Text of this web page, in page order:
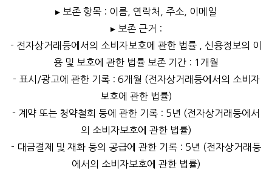
▸ 보존 항목 : 이름, 연락처, 주소, 이메일
▸ 보존 근거 :
- 전자상거래등에서의 소비자보호에 관한 법률 , 신용정보의 이
용 및 보호에 관한 법률 보존 기간 : 1개월
- 표시/광고에 관한 기록 : 6개월 (전자상거래등에서의 소비자
보호에 관한 법률)
- 계약 또는 청약철회 등에 관한 기록 : 5년 (전자상거래등에서
의 소비자보호에 관한 법률)
- 대금결제 및 재화 등의 공급에 관한 기록 : 5년 (전자상거래등
에서의 소비자보호에 관한 법률)